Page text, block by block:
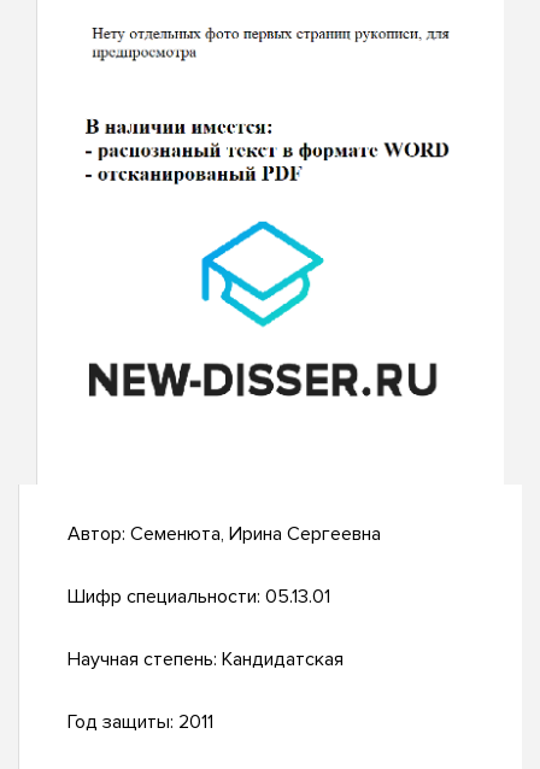
Автор: Семенюта, Ирина Сергеевна
Шифр специальности: 05.13.01
Научная степень: Кандидатская
Год защиты: 2011